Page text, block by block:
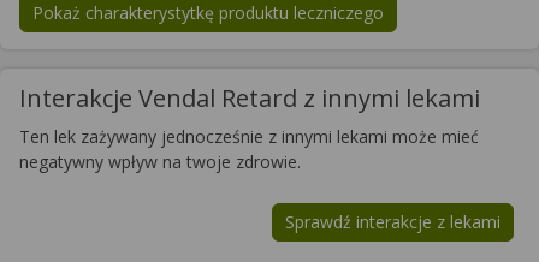
Pokaż charakterystytkę produktu leczniczego
Interakcje Vendal Retard z innymi lekami
Ten lek zażywany jednocześnie z innymi lekami może mieć
negatywny wpływ na twoje zdrowie.
Sprawdź interakcje z lekami